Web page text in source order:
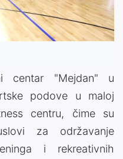
centar "Mejdan" u
podove u maloj
centru, čime su
za održavanje
i rekreativnih